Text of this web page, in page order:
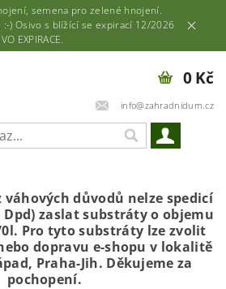
semena pro zelené hnojení.
:-) Osivo s blížící se expirací 12/2026
EXPIRACE.
info@zahradnidum.cz
0 Kč
váhových důvodů nelze spedicí
Dpd) zaslat substráty o objemu
Pro tyto substráty lze zvolit
dopravu e-shopu v lokalitě
Praha-Jih. Děkujeme za
pochopení.